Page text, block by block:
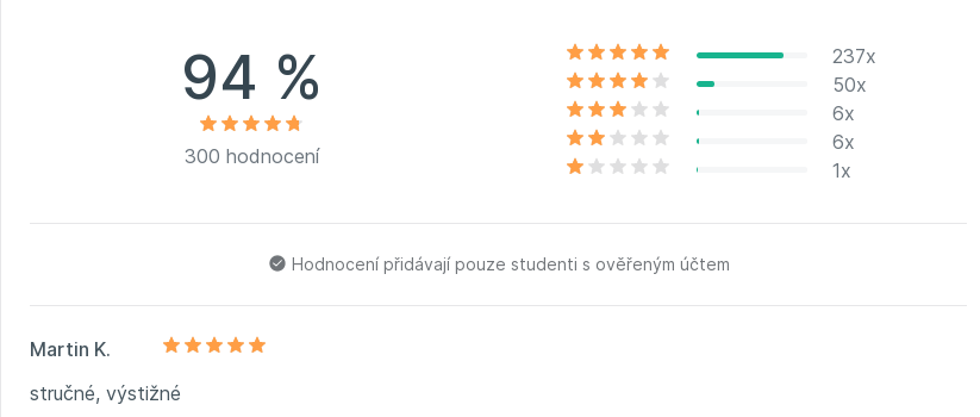
94 %
300 hodnocení
237x
50x
6x
6x
1x
Hodnocení přidávají pouze studenti s ověřeným účtem
Martin K.
stručné, výstižné